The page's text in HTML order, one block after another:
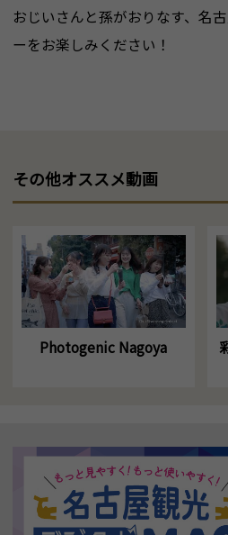
おじいさんと孫がおりなす、名
ーをお楽しみください！
その他オススメ動画
Photogenic Nagoya